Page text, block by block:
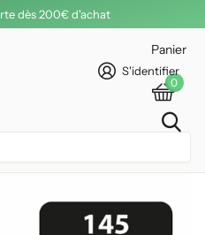
dès 200€ d'achat
S'identifier
Panier
0
MM TERSA LEMAN